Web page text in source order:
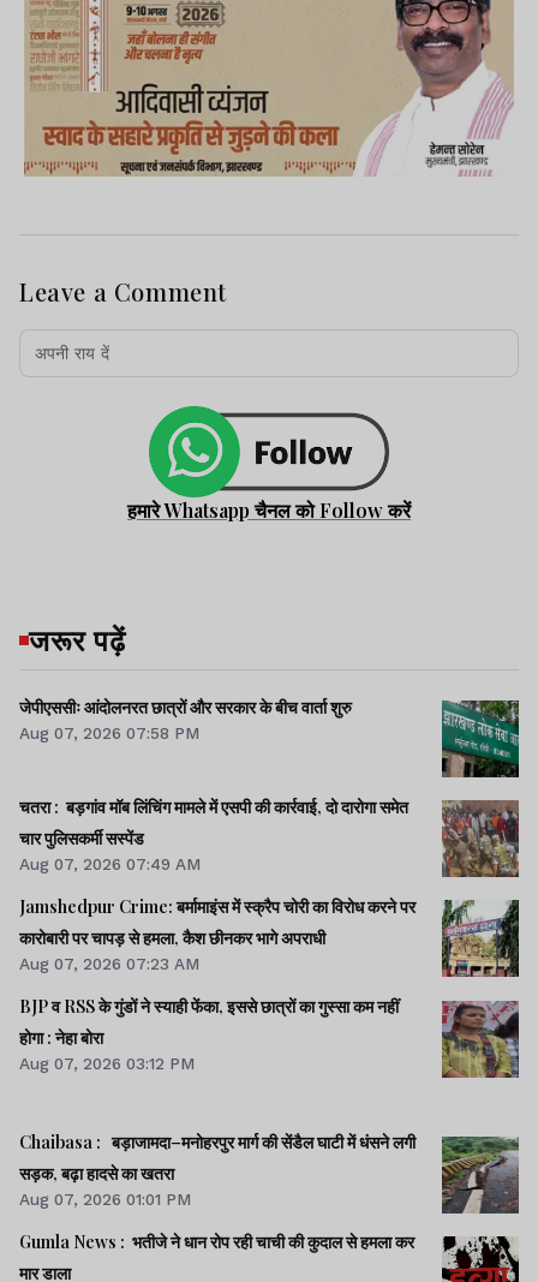
कराई गई. पुलिस ने पीड़िता का मेडिकल परीक्षण
कराया है और मामले की जांच शुरू कर दी है.
Advertisement
आधार पर सात लोगों के खिलाफ एफआईआर दर्ज की
गई है. मामले के सभी पहलुओं की जांच की जा रही है
तथा आरोपियों की गिरफ्तारी के लिए पुलिस टीम
छापामारी कर रही है.
चतरा में सड़क हादसा, बाइक
पर सवार दो युवकों की मौत,
गांव में मातम पसरा
कार्यालय के फर्जी रजिस्टर से
Leave a Comment
हमारे Whatsapp चैनल को Follow करें
जरूर पढ़ें
जेपीएससीः आंदोलनरत छात्रों और सरकार के बीच वार्ता शुरु
Aug 07, 2026 07:58 PM
चतरा : बड़गांव मॉब लिंचिंग मामले में एसपी की कार्रवाई, दो दारोगा समेत
चार पुलिसकर्मी सस्पेंड
Aug 07, 2026 07:49 AM
Jamshedpur Crime: बर्मामाइंस में स्क्रैप चोरी का विरोध करने पर
कारोबारी पर चापड़ से हमला, कैश छीनकर भागे अपराधी
Aug 07, 2026 07:23 AM
BJP व RSS के गुंडों ने स्याही फेंका, इससे छात्रों का गुस्सा कम नहीं
होगा : नेहा बोरा
Aug 07, 2026 03:12 PM
Chaibasa : बड़ाजामदा–मनोहरपुर मार्ग की सेंडैल घाटी में धंसने लगी
सड़क, बढ़ा हादसे का खतरा
Aug 07, 2026 01:01 PM
Gumla News : भतीजे ने धान रोप रही चाची की कुदाल से हमला कर
मार डाला